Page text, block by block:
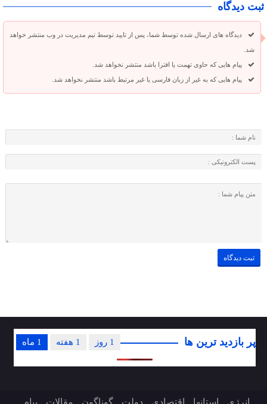
ثبت دیدگاه
دیدگاه های ارسال شده توسط شما، پس از تایید توسط تیم مدیریت در وب منتشر خواهد
شد.
پیام هایی که حاوی تهمت یا افترا باشد منتشر نخواهد شد.
پیام هایی که به غیر از زبان فارسی یا غیر مرتبط باشد منتشر نخواهد شد.
پر بازدید ترین ها 1 ماه 1 هفته 1 روز
انرژی استانها اقتصادی دولت گوناگون مقالات پیام